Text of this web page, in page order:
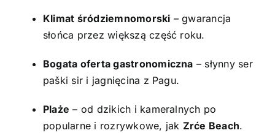
Klimat śródziemnomorski – gwarancja
słońca przez większą część roku.
Bogata oferta gastronomiczna – słynny ser
paški sir i jagnięcina z Pagu.
Plaże – od dzikich i kameralnych po
popularne i rozrywkowe, jak Zrće Beach.